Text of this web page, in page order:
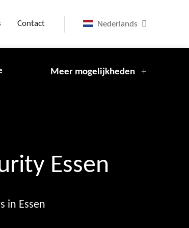
Contact Nederlands
Meer mogelijkheden
Essen
in Essen